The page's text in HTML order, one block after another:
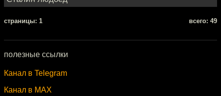
cтраницы: 1 всего: 49
полезные ссылки
Канал в Telegram
Канал в MAX